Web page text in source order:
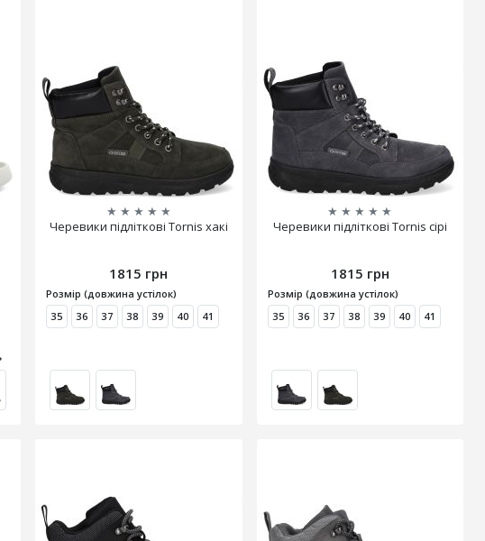
★ ★ ★ ★ ★
Черевики підліткові Tornis хакі
1815 грн
Розмір (довжина устілок)
35
36 37 38 39 40 41
★ ★ ★ ★ ★
Черевики підліткові Tornis сірі
1815 грн
Розмір (довжина устілок)
35
36 37 38 39 40 41